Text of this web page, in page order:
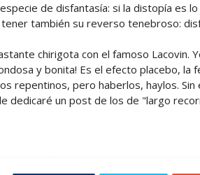
de disfantasía: si la distopía es
también su reverso tenebroso:
chirigota con el famoso Lacovin.
y bonita! Es el efecto placebo,
repentinos, pero haberlos, haylos.
dedicaré un post de los de "largo